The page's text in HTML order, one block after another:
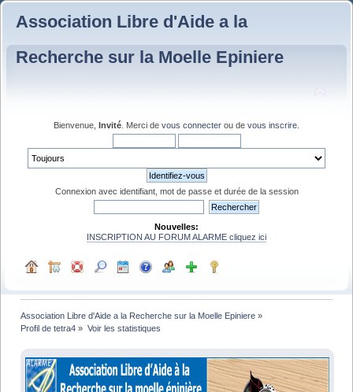
Association Libre d'Aide a la
Recherche sur la Moelle Epiniere
Bienvenue, Invité . Merci de vous connecter ou de vous inscrire
Connexion avec identifiant, mot de passe et durée de la session
Nouvelles:
INSCRIPTION AU FORUM ALARME cliquez ici
Association Libre d'Aide a la Recherche sur la Moelle Epiniere »
Profil de tetra4 » Voir les statistiques